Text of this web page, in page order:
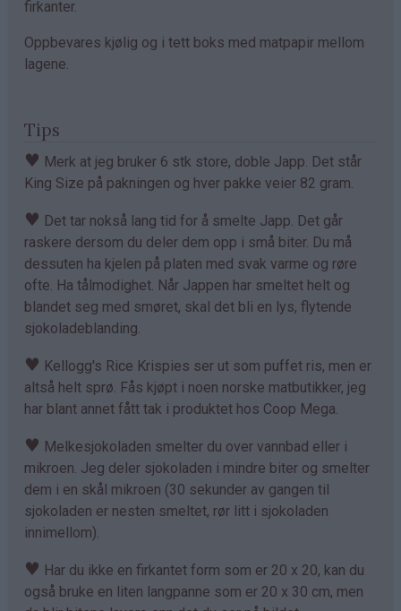
firkanter.
Oppbevares kjølig og i tett boks med matpapir mellom
lagene.
Tips
♥ Merk at jeg bruker 6 stk store, doble Japp. Det står
King Size på pakningen og hver pakke veier 82 gram.
♥ Det tar nokså lang tid for å smelte Japp. Det går
raskere dersom du deler dem opp i små biter. Du må
dessuten ha kjelen på platen med svak varme og røre
ofte. Ha tålmodighet. Når Jappen har smeltet helt og
blandet seg med smøret, skal det bli en lys, flytende
sjokoladeblanding.
♥ Kellogg's Rice Krispies ser ut som puffet ris, men er
altså helt sprø. Fås kjøpt i noen norske matbutikker, jeg
har blant annet fått tak i produktet hos Coop Mega.
♥ Melkesjokoladen smelter du over vannbad eller i
mikroen. Jeg deler sjokoladen i mindre biter og smelter
dem i en skål mikroen (30 sekunder av gangen til
sjokoladen er nesten smeltet, rør litt i sjokoladen
innimellom).
♥ Har du ikke en firkantet form som er 20 x 20, kan du
også bruke en liten langpanne som er 20 x 30 cm, men